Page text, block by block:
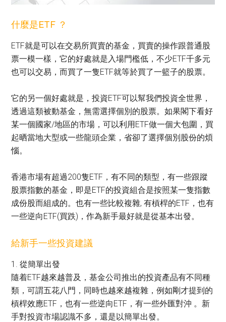
什麼是ETF ？
ETF就是可以在交易所買賣的基金，買賣的操作跟普通股
票一模一樣，它的好處就是入場門檻低，不少ETF千多元
也可以交易，而買了一隻ETF就等於買了一籃子的股票。
它的另一個好處就是，投資ETF可以幫我們投資全世界，
透過這類被動基金，無需選擇個別的股票。如果閣下看好
某一個國家/地區的市場，可以利用ETF做一個大包圍，買
起晒當地大型或一些龍頭企業，省卻了選擇個別股份的煩
惱。
香港市場有超過200隻ETF，有不同的類型，有一些跟蹤
股票指數的基金，即是ETF的投資組合是按照某一隻指數
成份股而組成的。也有一些比較複雜, 有槓桿的ETF，也有
一些逆向ETF(買跌)，作為新手最好就是從基本出發。
給新手一些投資建議
1. 從簡單出發
隨着ETF越來越普及，基金公司推出的投資產品有不同種
類，可謂五花八門，同時也越來越複雜，例如剛才提到的
槓桿效應ETF，也有一些逆向ETF，有一些外匯對沖 。新
手對投資市場認識不多，還是以簡單出發。